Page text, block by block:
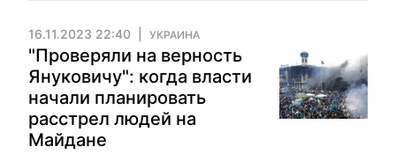
16.11.2023 22:40 УКРАИНА
"Проверяли на верность
Януковичу": когда власти
начали планировать
расстрел людей на
Майдане